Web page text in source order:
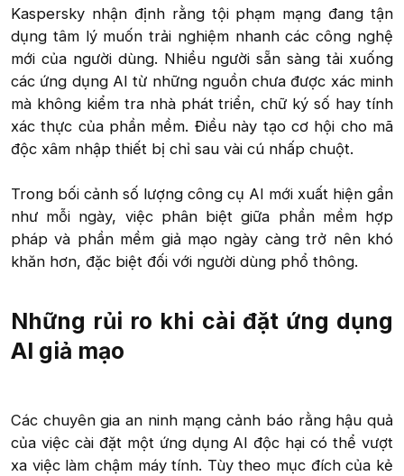
Kaspersky nhận định rằng tội phạm mạng đang tận
dụng tâm lý muốn trải nghiệm nhanh các công nghệ
mới của người dùng. Nhiều người sẵn sàng tải xuống
các ứng dụng AI từ những nguồn chưa được xác minh
mà không kiểm tra nhà phát triển, chữ ký số hay tính
xác thực của phần mềm. Điều này tạo cơ hội cho mã
độc xâm nhập thiết bị chỉ sau vài cú nhấp chuột.
Trong bối cảnh số lượng công cụ AI mới xuất hiện gần
như mỗi ngày, việc phân biệt giữa phần mềm hợp
pháp và phần mềm giả mạo ngày càng trở nên khó
khăn hơn, đặc biệt đối với người dùng phổ thông.​
Những rủi ro khi cài đặt ứng dụng
AI giả mạo​
Các chuyên gia an ninh mạng cảnh báo rằng hậu quả
của việc cài đặt một ứng dụng AI độc hại có thể vượt
xa việc làm chậm máy tính. Tùy theo mục đích của kẻ